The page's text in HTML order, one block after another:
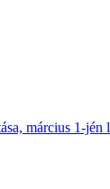
március 1-